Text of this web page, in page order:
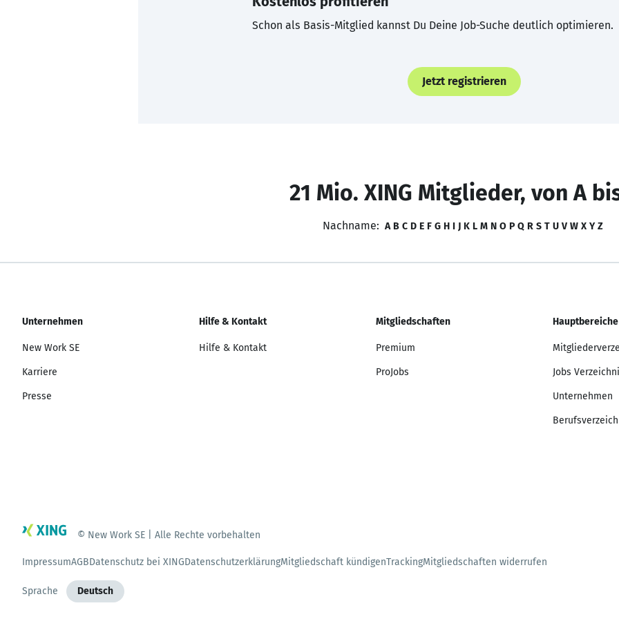
Schon als Basis-Mitglied kannst Du Deine Job-Suche deutlich optimieren.
Jetzt registrieren
21 Mio. XING Mitglieder, von A
Nachname: A B C D E F G H I J K L M N O P Q R S T U V W X Y Z
Unternehmen
New Work SE
Karriere
Presse
Hilfe & Kontakt
Hilfe & Kontakt
Mitgliedschaften
Premium
ProJobs
Hauptbereiche
Jobs
Unternehmen
© New Work SE | Alle Rechte vorbehalten
ImpressumAGBDatenschutz bei XINGDatenschutzerklärungMitgliedschaft kündigenTrackingMitgliedschaften widerrufen
Sprache Deutsch